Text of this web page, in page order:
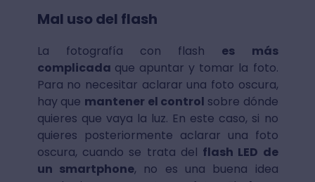
Mal uso del flash
La fotografía con flash es más
complicada que apuntar y tomar la foto.
Para no necesitar aclarar una foto oscura,
hay que mantener el control sobre dónde
quieres que vaya la luz. En este caso, si no
quieres posteriormente aclarar una foto
oscura, cuando se trata del flash LED de
un smartphone, no es una buena idea